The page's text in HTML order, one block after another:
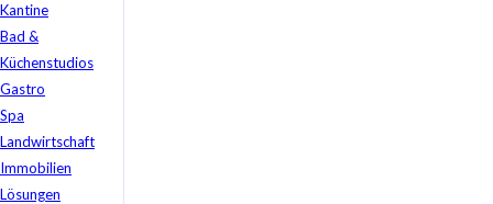
Kantine
Bad &
Küchenstudios
Gastro
Spa
Landwirtschaft
Immobilien
Lösungen